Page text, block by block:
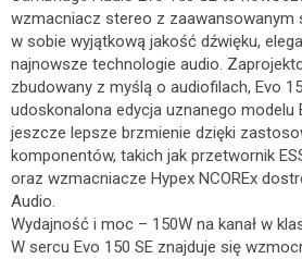
wzmacniacz stereo z zaawansowanym
w sobie wyjątkową jakość dźwięku,
najnowsze technologie audio.
zbudowany z myślą o audiofilach, Evo
udoskonalona edycja uznanego modelu
jeszcze lepsze brzmienie dzięki
komponentów, takich jak przetwornik
oraz wzmacniacze Hypex NCOREx
Audio.
Wydajność i moc – 150W na kanał w
W sercu Evo 150 SE znajduje się